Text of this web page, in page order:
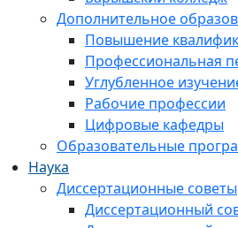
Дополнительное
Повышение
Профессиональная
Углубленное
Рабочие профессии
Цифровые кафедры
Образовательные
Наука
Диссертационные советы
Диссертационный